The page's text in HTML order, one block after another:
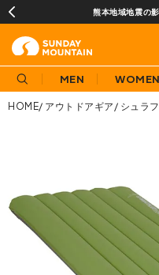
熊本地域地震の
MEN WOMEN
HOME アウトドアギア シュラ